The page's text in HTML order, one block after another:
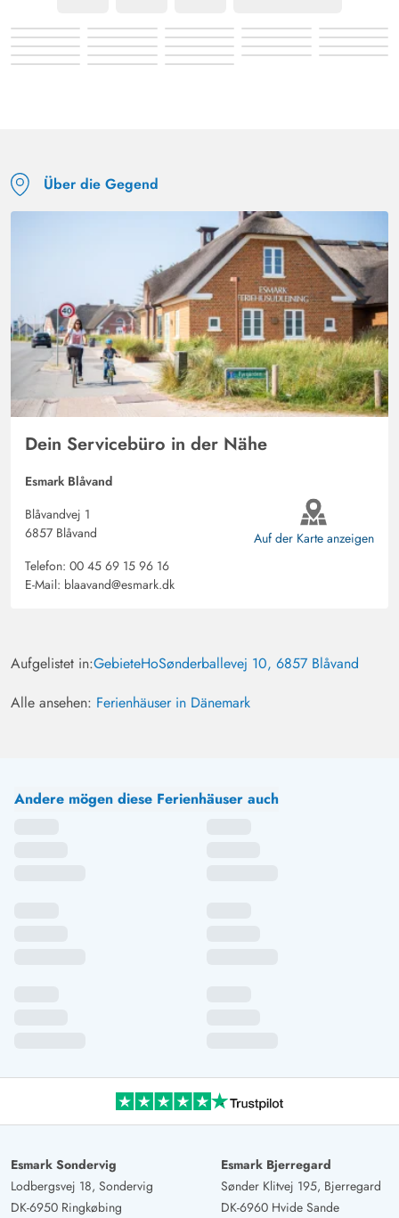
Über die Gegend
Dein Servicebüro in der Nähe
Esmark Blåvand
Blåvandvej 1
6857 Blåvand
Telefon: 00 45 69 15 96 16
E-Mail: blaavand@esmark.dk
Auf der Karte anzeigen
Aufgelistet in:GebieteHoSønderballevej 10, 6857 Blåvand
Alle ansehen: Ferienhäuser in Dänemark
Andere mögen diese Ferienhäuser auch
Esmark Sondervig
Lodbergsvej 18, Sondervig
DK-6950 Ringkøbing
Esmark Bjerregard
Sønder Klitvej 195, Bjerregard
DK-6960 Hvide Sande